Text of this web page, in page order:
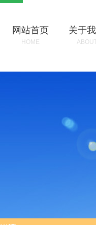
网站首页
HOME
关于